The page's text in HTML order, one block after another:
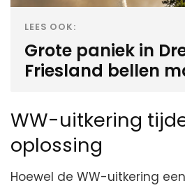
LEES OOK:
Grote paniek in
Friesland bellen
WW-uitkering
oplossing
Hoewel de WW-uitkering